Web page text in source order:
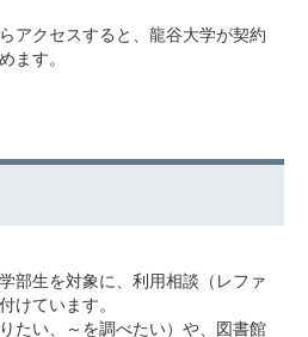
アクセスすると、龍谷大学が契約
ます。
部生を対象に、利用相談（レファ
けています。
たい、～を調べたい）や、図書館